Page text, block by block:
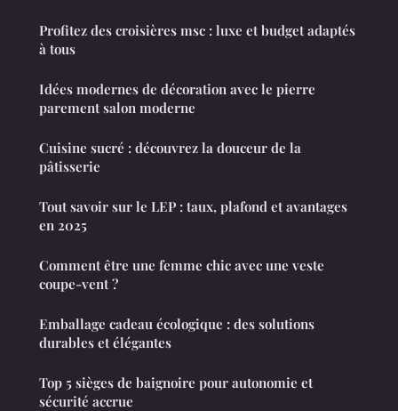
Profitez des croisières msc : luxe et budget adaptés
à tous
Idées modernes de décoration avec le pierre
parement salon moderne
Cuisine sucré : découvrez la douceur de la
pâtisserie
Tout savoir sur le LEP : taux, plafond et avantages
en 2025
Comment être une femme chic avec une veste
coupe-vent ?
Emballage cadeau écologique : des solutions
durables et élégantes
Top 5 sièges de baignoire pour autonomie et
sécurité accrue